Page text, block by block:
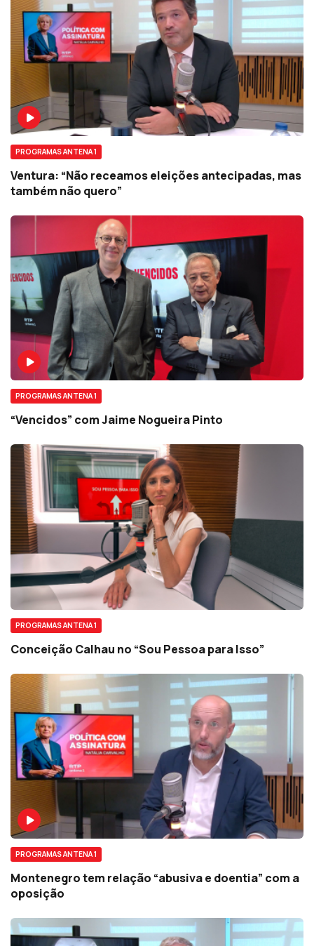
PROGRAMAS ANTENA 1
Ventura: “Não receamos eleições antecipadas, mas
também não quero”
PROGRAMAS ANTENA 1
“Vencidos” com Jaime Nogueira Pinto
PROGRAMAS ANTENA 1
Conceição Calhau no “Sou Pessoa para Isso”
PROGRAMAS ANTENA 1
Montenegro tem relação “abusiva e doentia” com a
oposição